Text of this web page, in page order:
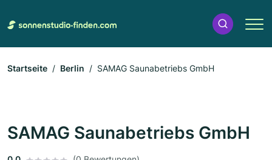
Startseite Berlin SAMAG Saunabetriebs GmbH
SAMAG Saunabetriebs GmbH